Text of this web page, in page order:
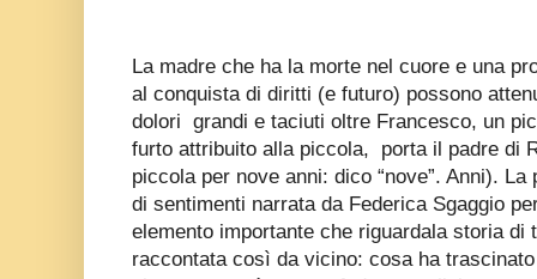
La madre che ha la morte nel cuore e una
al conquista di diritti (e futuro) possono
dolori grandi e taciuti oltre Francesco, un
furto attribuito alla piccola,
porta il padre di
piccola per nove anni: dico “nove”. Anni).
di sentimenti narrata da Federica Sgaggio
elemento importante che riguardala storia di
raccontata così da vicino: cosa ha